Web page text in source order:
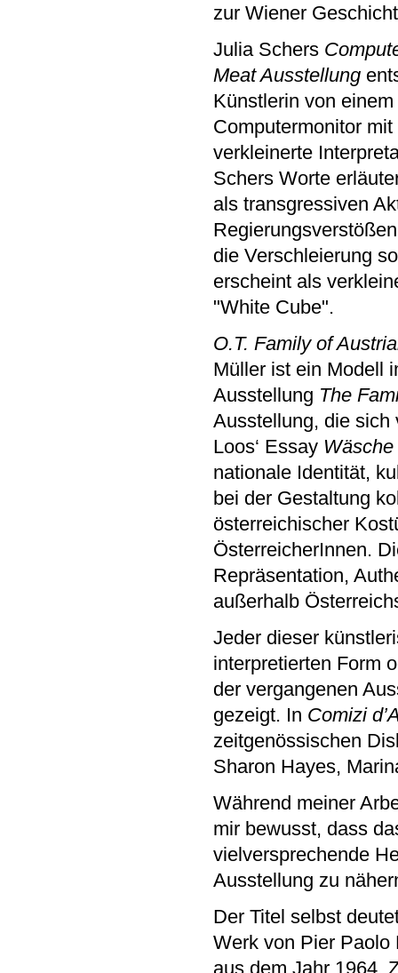
zur Wiener
Julia Schers
Meat Ausstellung
Künstlerin von
Computermonitor
verkleinerte
Schers Worte
als transgressiven
die Verschleierung
erscheint als
"White Cube".
O.T. Family of
Müller ist ein Modell
Ausstellung The
Ausstellung, die
Loos‘ Essay Wäsche
nationale Identität,
bei der Gestaltung
österreichischer
ÖsterreicherInnen.
Repräsentation,
außerhalb
Jeder dieser
interpretierten Form
der vergangenen
gezeigt. In Comizi
zeitgenössischen
Sharon Hayes,
Während meiner
mir bewusst, dass
vielversprechende
Ausstellung zu
Der Titel selbst
Werk von Pier
aus dem Jahr 1964.